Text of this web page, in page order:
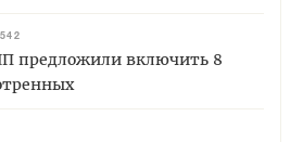
предложили включить 8